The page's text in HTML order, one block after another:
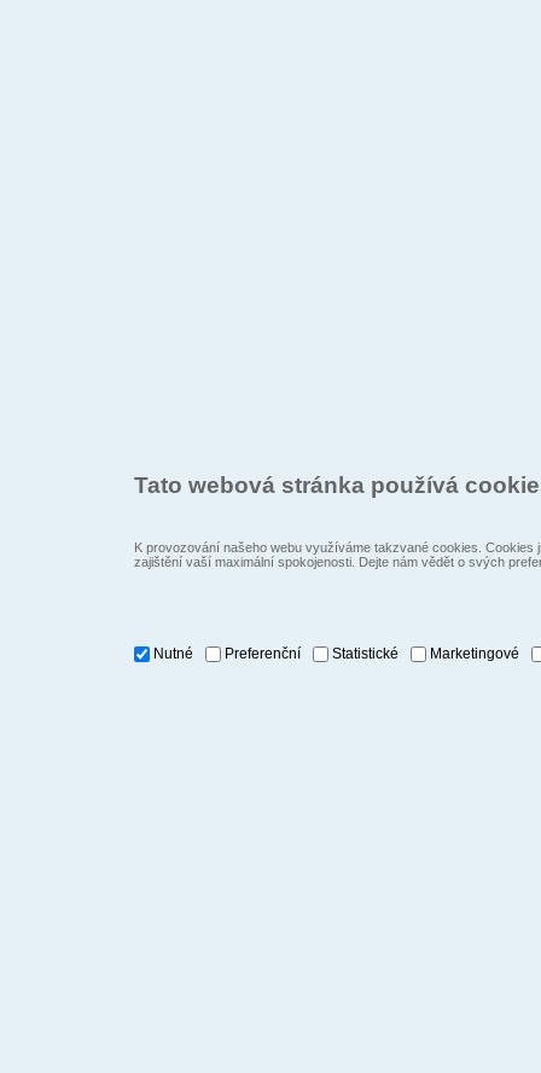
Tato webová stránka používá
K provozování našeho webu využíváme takzvané cookies.
zajištění vaší maximální spokojenosti. Dejte nám vědět o svých
Nutné Preferenční Statistické Marketingové